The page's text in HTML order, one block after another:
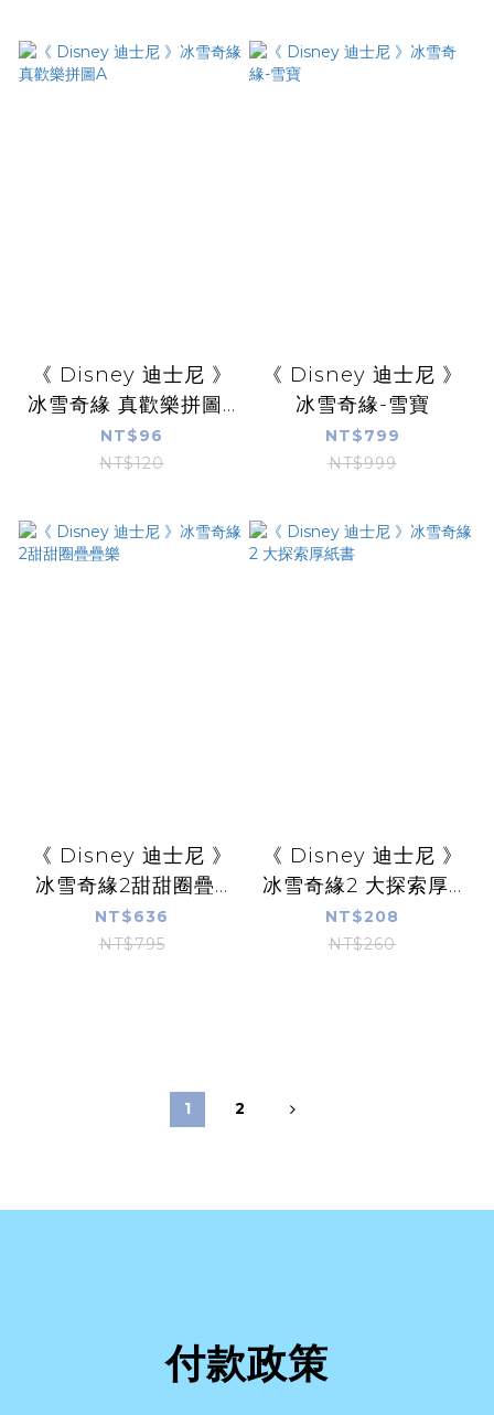
《 Disney 迪士尼 》
冰雪奇緣 真歡樂拼圖...
NT$96
NT$120
《 Disney 迪士尼 》
冰雪奇緣-雪寶
NT$799
NT$999
《 Disney 迪士尼 》
冰雪奇緣2甜甜圈疊...
NT$636
NT$795
《 Disney 迪士尼 》
冰雪奇緣2 大探索厚...
NT$208
NT$260
1 2
付款政策